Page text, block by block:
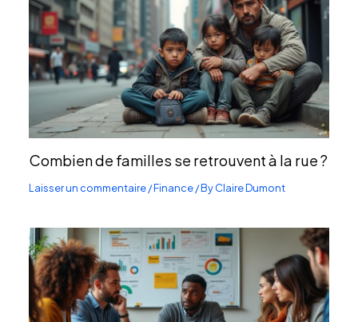
Combien de familles se retrouvent à la rue ?
Laisser un commentaire/Finance/ ByClaire Dumont